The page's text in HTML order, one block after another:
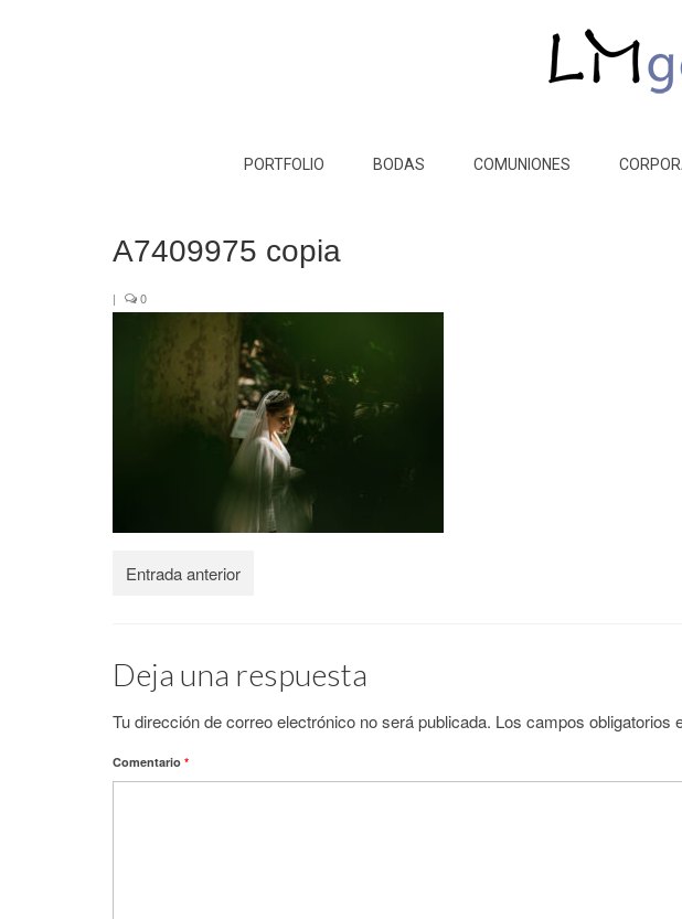
PORTFOLIO BODAS COMUNIONES
A7409975 copia
| 0
Entrada anterior
Deja una respuesta
Tu dirección de correo electrónico no será publicada. Los campos obligatorios
Comentario *